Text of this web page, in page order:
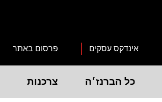
אינדקס עסקים פרסום באתר
כל הברנז׳ה צרכנות